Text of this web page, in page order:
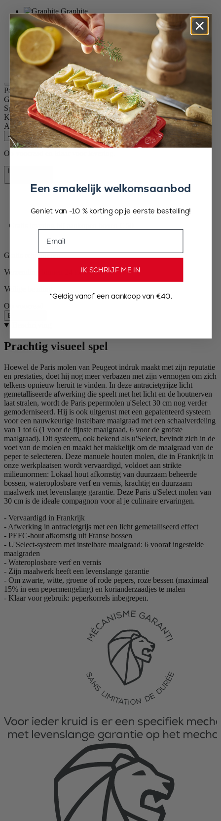
Graphite
Wit Gelakt
Naturel
Chocolade
Zwart Gelakt
Passierood
Satijn zwart
Paris u'Select
Grootte 30cm
Specerij Peper
Kleur Graphite
Aantal
– +
Op voorraad en klaar voor levering.
Gratis levering bij aankopen boven € 50
Gratis retourneren
Verzending binnen 24 tot 48 uur
Veilige betaling
Op voorraad
Beschrijving
Prachtig visueel spel
Hoewel de Paris molen van Peugeot indruk maakt met zijn reputatie
en prestaties, doet hij nog meer verbazen met zijn vermogen om zich
telkens opnieuw heruit te vinden. In deze antracietgrijze licht
gemetalliseerde afwerking die speelt met het licht en de houtnerven
laat stralen, wordt de Paris pepermolen u'Select 30 cm nog verder
gemoderniseerd. Hij is ook uitgerust met een gepatenteerd systeem
voor een nauwkeurige instelbare maalgraad met een schaalverdeling
van 1 tot 6 (1 voor de fijnste maalgraad, 6 voor de grofste
maalgraad). Dit systeem, ook bekend als u'Select, bevindt zich in de
voet van de molen en maakt het makkelijk om de maalgraad van de
peper te selecteren. Deze manuele houten molen, die in Frankrijk in
onze werkplaatsen wordt vervaardigd, voldoet aan strikte
milieunormen: Lokaal hout afkomstig van duurzaam beheerde
bossen, wateroplosbare verf en vernis, krachtig en duurzaam
maalwerk met levenslange garantie. Deze Paris u'Select molen van
30 cm is de ideale compagnon voor al je culinaire ervaringen.
- Vervaardigd in Frankrijk
- Afwerking in antracietgrijs met een licht gemetalliseerd effect
- PEFC-hout afkomstig uit Franse bossen
- U'Select-systeem met instelbare maalgraad: 6 vooraf ingestelde
maalgraden
- Wateroplosbare verf en vernis
- Zijn maalwerk heeft een levenslange garantie
- Om zwarte, witte, groene of rode pepers, roze bessen (maximaal
15% in een pepermengeling) en korianderzaadjes te malen
- Klaar voor gebruik: peperkorrels inbegrepen.
Een smakelijk welkomsaanbod
Geniet van -10 % korting op je eerste bestelling!
IK SCHRIJF ME IN
*Geldig vanaf een aankoop van €40.